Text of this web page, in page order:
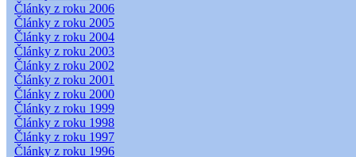
Články z roku 2006
Články z roku 2005
Články z roku 2004
Články z roku 2003
Články z roku 2002
Články z roku 2001
Články z roku 2000
Články z roku 1999
Články z roku 1998
Články z roku 1997
Články z roku 1996